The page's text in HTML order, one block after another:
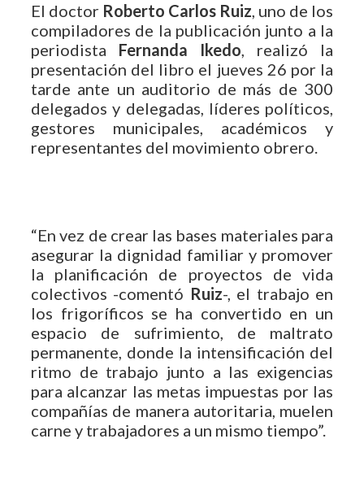
El doctor Roberto Carlos Ruiz, uno de los
compiladores de la publicación junto a la
periodista Fernanda Ikedo, realizó la
presentación del libro el jueves 26 por la
tarde ante un auditorio de más de 300
delegados y delegadas, líderes políticos,
gestores municipales, académicos y
representantes del movimiento obrero.
“En vez de crear las bases materiales para
asegurar la dignidad familiar y promover
la planificación de proyectos de vida
colectivos -comentó Ruiz-, el trabajo en
los frigoríficos se ha convertido en un
espacio de sufrimiento, de maltrato
permanente, donde la intensificación del
ritmo de trabajo junto a las exigencias
para alcanzar las metas impuestas por las
compañías de manera autoritaria, muelen
carne y trabajadores a un mismo tiempo”.